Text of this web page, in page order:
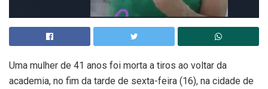
Uma mulher de 41 anos foi morta a tiros ao voltar da
academia, no fim da tarde de sexta-feira (16), na cidade de